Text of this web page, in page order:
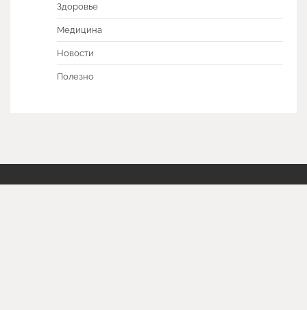
Здоровье
Медицина
Новости
Полезно